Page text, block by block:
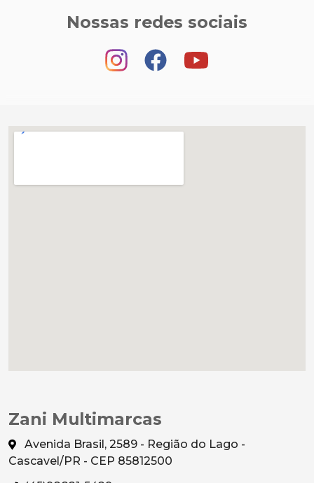
Nossas redes sociais
Zani Multimarcas
Avenida Brasil, 2589 - Região do Lago -
Cascavel/PR - CEP 85812500